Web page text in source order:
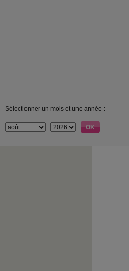
Sélectionner un mois et une année :